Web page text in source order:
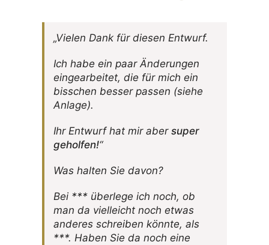
„Vielen Dank für diesen Entwurf.
Ich habe ein paar Ände­rungen
einge­ar­beitet, die für mich ein
biss­chen besser passen (siehe
Anlage).
Ihr Entwurf hat mir aber super
geholfen!“
Was halten Sie davon?
Bei *** über­lege ich noch, ob
man da viel­leicht noch etwas
anderes schreiben könnte, als
***. Haben Sie da noch eine